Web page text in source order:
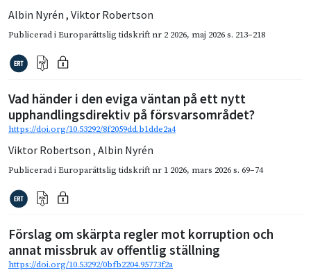
Albin Nyrén , Viktor Robertson
Publicerad iEuroparättslig tidskrift nr 2 2026, maj 2026s. 213–218
Vad händer i den eviga väntan på ett nytt
upphandlingsdirektiv på försvarsområdet?
https://doi.org/10.53292/8f2059dd.b1dde2a4
Viktor Robertson , Albin Nyrén
Publicerad iEuroparättslig tidskrift nr 1 2026, mars 2026s. 69–74
Förslag om skärpta regler mot korruption och
annat missbruk av offentlig ställning
https://doi.org/10.53292/0bfb2204.95773f2a